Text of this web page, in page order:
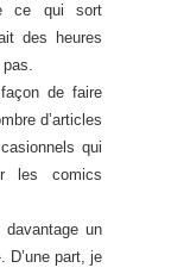
ce qui sort
des heures
de faire
d’articles
qui
les comics
un
D’une part, je